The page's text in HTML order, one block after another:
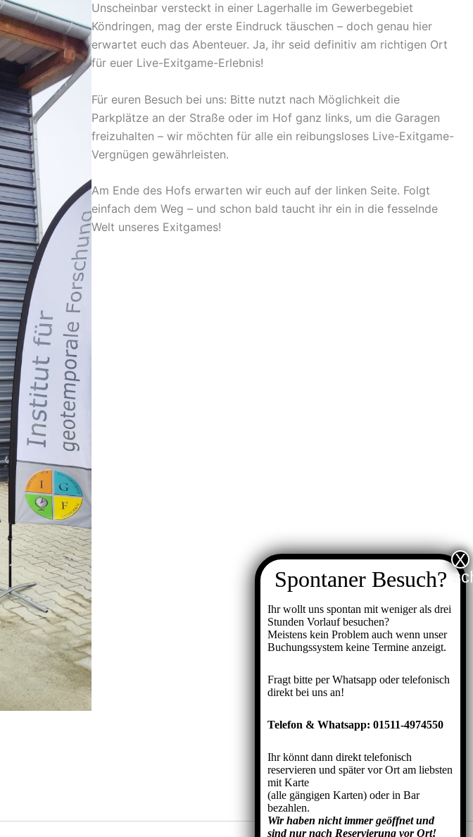
Unscheinbar versteckt in einer Lagerhalle im Gewerbegebiet
Köndringen, mag der erste Eindruck täuschen – doch genau hier
erwartet euch das Abenteuer. Ja, ihr seid definitiv am richtigen Ort
für euer Live-Exitgame-Erlebnis!
Für euren Besuch bei uns: Bitte nutzt nach Möglichkeit die
Parkplätze an der Straße oder im Hof ganz links, um die Garagen
freizuhalten – wir möchten für alle ein reibungsloses Live-Exitgame-
Vergnügen gewährleisten.
Am Ende des Hofs erwarten wir euch auf der linken Seite. Folgt
einfach dem Weg – und schon bald taucht ihr ein in die fesselnde
Welt unseres Exitgames!
Ihr wollt uns spontan mit weniger als drei
Stunden Vorlauf besuchen?
Meistens kein Problem auch wenn unser
Buchungssystem keine Termine anzeigt.
Fragt bitte per Whatsapp oder telefonisch
direkt bei uns an!
Telefon & Whatsapp: 01511-4974550
Ihr könnt dann direkt telefonisch
reservieren und später vor Ort am liebsten
mit Karte
(alle gängigen Karten) oder in Bar
bezahlen.
Wir haben nicht immer geöffnet und
sind nur nach Reservierung vor Ort!